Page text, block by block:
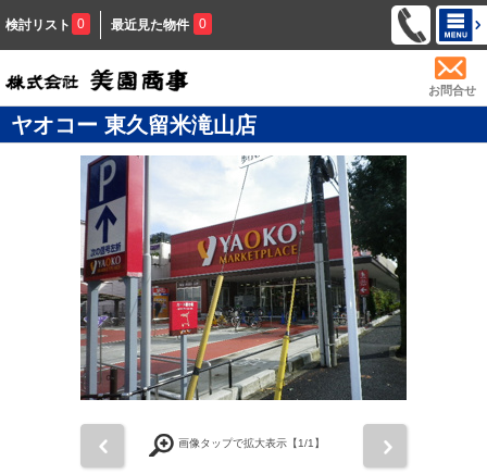
検討リスト 0 最近見た物件 0
お問合せ
ヤオコー 東久留米滝山店
画像タップで拡大表示【1/1】